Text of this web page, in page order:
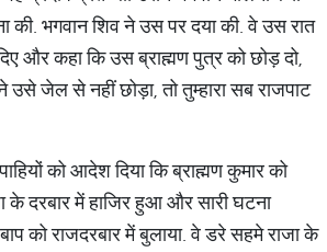
की. भगवान शिव ने उस पर दया की. वे उस रात
और कहा कि उस ब्राह्मण पुत्र को छोड़ दो,
उसे जेल से नहीं छोड़ा, तो तुम्हारा सब राजपाट
को आदेश दिया कि ब्राह्मण कुमार को
के दरबार में हाजिर हुआ और सारी घटना
को राजदरबार में बुलाया. वे डरे सहमे राजा के